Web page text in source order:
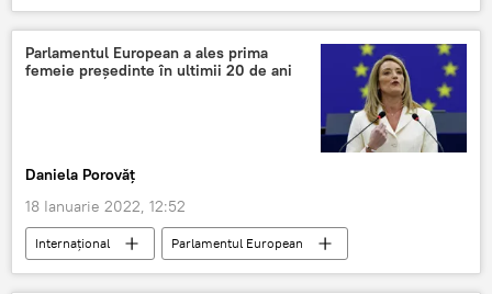
Parlamentul European a ales prima
femeie președinte în ultimii 20 de ani
Daniela Porovăț
18 Ianuarie 2022, 12:52
Internaţional Parlamentul European